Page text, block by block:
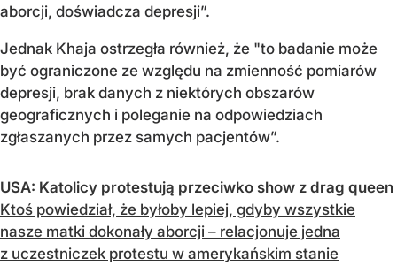
aborcji, doświadcza depresji”.
Jednak Khaja ostrzegła również, że "to badanie może
być ograniczone ze względu na zmienność pomiarów
depresji, brak danych z niektórych obszarów
geograficznych i poleganie na odpowiedziach
zgłaszanych przez samych pacjentów”.
USA: Katolicy protestują przeciwko show z drag queen
Ktoś powiedział, że byłoby lepiej, gdyby wszystkie
nasze matki dokonały aborcji – relacjonuje jedna
z uczestniczek protestu w amerykańskim stanie